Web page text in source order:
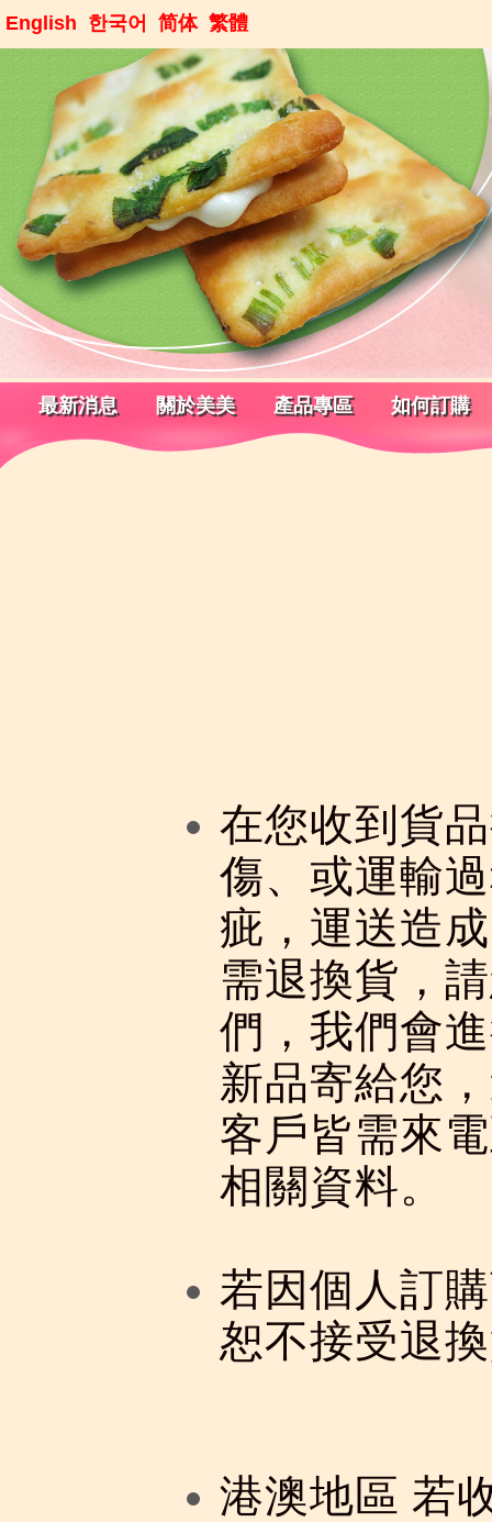
English 한국어 简体 繁體
最新消息 關於美美 產品專區 如何訂購
在您收到貨
傷、或運輸
疵，運送造
需退換貨，
們，我們會
新品寄給您
客戶皆需來
相關資料。
若因個人訂
恕不接受退
港澳地區 若